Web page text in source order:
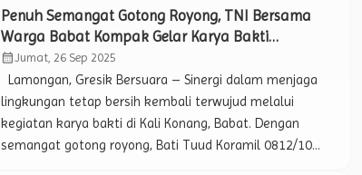
0812/Lamongan yang bertindak sebagai inspektur
upacara. Dengan seragam kebanggaan, para Babinsa
membawa semangat nasionalisme langsung ke
hadapan siswa mulai tingkat SD/MI, SMP/MTs, […]
Penuh Semangat Gotong Royong, TNI Bersama
Warga Babat Kompak Gelar Karya Bakti
Pembersihan Sungai Kali Konang.
calendar_monthJumat, 26 Sep 2025
Lamongan, Gresik Bersuara – Sinergi dalam menjaga
lingkungan tetap bersih kembali terwujud melalui
kegiatan karya bakti di Kali Konang, Babat. Dengan
semangat gotong royong, Bati Tuud Koramil 0812/10